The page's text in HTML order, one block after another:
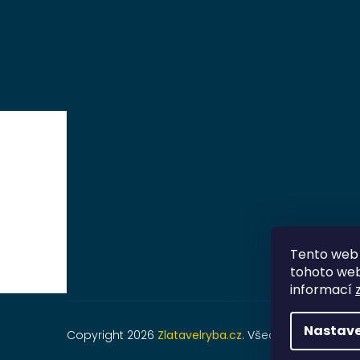
Tento
tohoto
informací
Copyright 2026 Zlatavelryba.cz. Všechna práva